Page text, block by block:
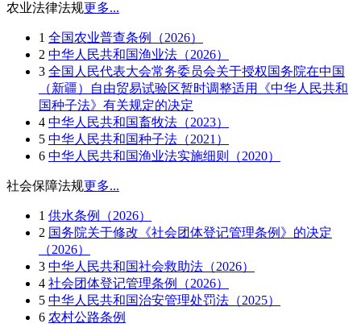
农业法律法规更多...
1 全国农业普查条例（2026）
2 中华人民共和国渔业法（2026）
3 全国人民代表大会常务委员会关于授权国务院在中国
（新疆）自由贸易试验区暂时调整适用《中华人民共和
国种子法》有关规定的决定
4 中华人民共和国畜牧法（2023）
5 中华人民共和国种子法（2021）
6 中华人民共和国渔业法实施细则（2020）
社会保障法规更多...
1 供水条例（2026）
2 国务院关于修改《社会团体登记管理条例》的决定
（2026）
3 中华人民共和国社会救助法（2026）
4 社会团体登记管理条例（2026）
5 中华人民共和国治安管理处罚法（2025）
6 农村公路条例